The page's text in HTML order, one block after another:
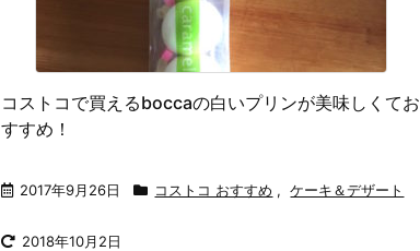
コストコで買えるboccaの白いプリンが美味しくてお
すすめ！
2017年9月26日 コストコ おすすめ , ケーキ＆デザート
2018年10月2日